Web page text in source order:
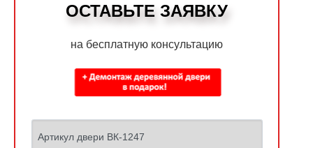
ОСТАВЬТЕ ЗАЯВКУ
на бесплатную консультацию